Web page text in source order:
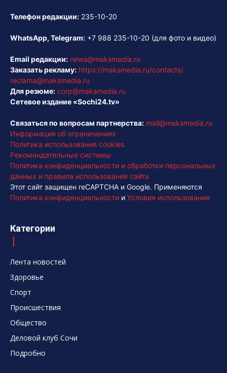
Телефон редакции: 235-10-20
WhatsApp, Telegram: +7 988 235-10-20 (для фото и видео)
Email редакции: news@maksmedia.ru
Заказать рекламу: https://maksmedia.ru/contacts/
reclama@maksmedia.ru
Для резюме: corp@maksmedia.ru
Сетевое издание «Sochi24.tv»
Связаться по вопросам партнерства: mail@maksmedia.ru
Информация об ограничениях
Политика использования cookies
Рекомендательные системы
Политика конфиденциальности и обработки персональных
данных и правила использования сайта
Этот сайт защищен reCAPTCHA и Google. Применяются
Политика конфиденциальности и Условия использования
Категории
Лента новостей
Здоровье
Спорт
Происшествия
Общество
Деловой клуб Сочи
Подробно